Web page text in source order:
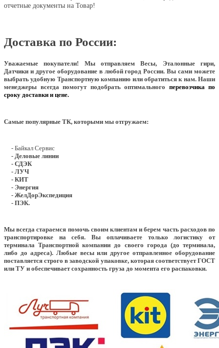
отчетные документы на Товар!
Доставка по России:
Уважаемые покупатели! Мы отправляем Весы, Эталонные гири,
Датчики и другое оборудование в любой город России. Вы сами можете
выбрать удобную Транспортную компанию или обратиться к нам. Наши
менеджеры всегда помогут подобрать оптимального перевозчика по
сроку доставки и цене.
Самые популярные ТК, которыми мы отгружаем:
- Байкал Сервис
- Деловые линии
- СДЭК
- ЛУЧ
- КИТ
- Энергия
- ЖелДорЭкспедиция
- ПЭК.
Мы всегда стараемся помочь своим клиентам и берем часть расходов по
транспортировке на себя. Вы оплачиваете только логистику от
терминала Транспортной компании до своего города (до терминала,
либо до адреса). Любые весы или другое отправленное оборудование
поставляется строго в заводской упаковке, которая соответствует ГОСТ
или ТУ и обеспечивает сохранность груза до момента его распаковки.